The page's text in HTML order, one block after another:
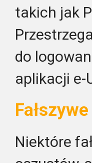
takich jak
do
aplikacji e-
Niektóre